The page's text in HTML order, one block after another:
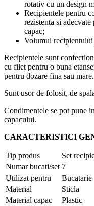
rotativ cu un design
Recipientele pentru
rezistenta si
capac;
Volumul
Recipientele sunt
cu filet pentru o buna
pentru dozare fina sau mare.
Sunt usor de folosit, de
Condimentele se pot pune
capacului.
CARACTERISTICI
Tip produs
Set
Numar bucati/set 7
Utilizat pentru
Bucatarie
Material
Sticla
Material capac
Plastic